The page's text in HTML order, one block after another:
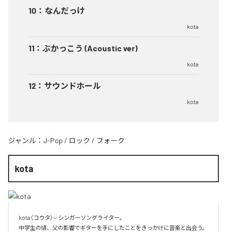
10 ： なんだっけ
kota
11 ： ぶかっこう (Acoustic ver)
kota
12 ： サウンドホール
kota
ジャンル： J-Pop / ロック / フォーク
kota
kota（コウタ）— シンガーソングライター。
中学生の頃、父の影響でギターを手にしたことをきっかけに音楽と出会う。